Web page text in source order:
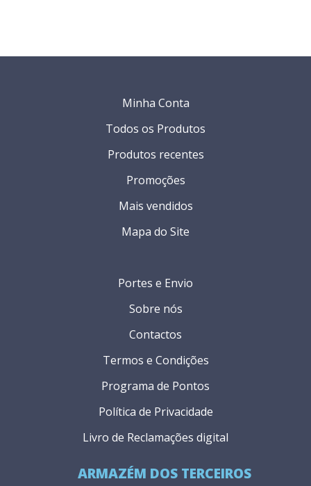
ARMAZÉM DOS TERCEIROS
Portes e Envio
Sobre nós
Contactos
Termos e Condições
Programa de Pontos
Política de Privacidade
Livro de Reclamações digital
Minha Conta
Todos os Produtos
Produtos recentes
Promoções
Mais vendidos
Mapa do Site